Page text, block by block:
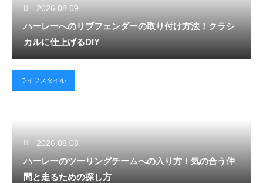
2026.08.09
ハーレーへのリブフェンダーの取り付け方法！クラシ
カルに仕上げるDIY
ライフスタイル
2026.08.08
ハーレーのツーリングチームへの入り方！気の合う仲
間と走るための探し方